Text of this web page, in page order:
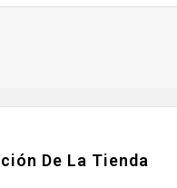
De La Tienda